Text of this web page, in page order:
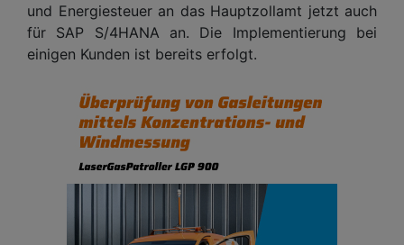
und Energiesteuer an das Hauptzollamt jetzt auch
für SAP S/4HANA an. Die Implementierung bei
einigen Kunden ist bereits erfolgt.